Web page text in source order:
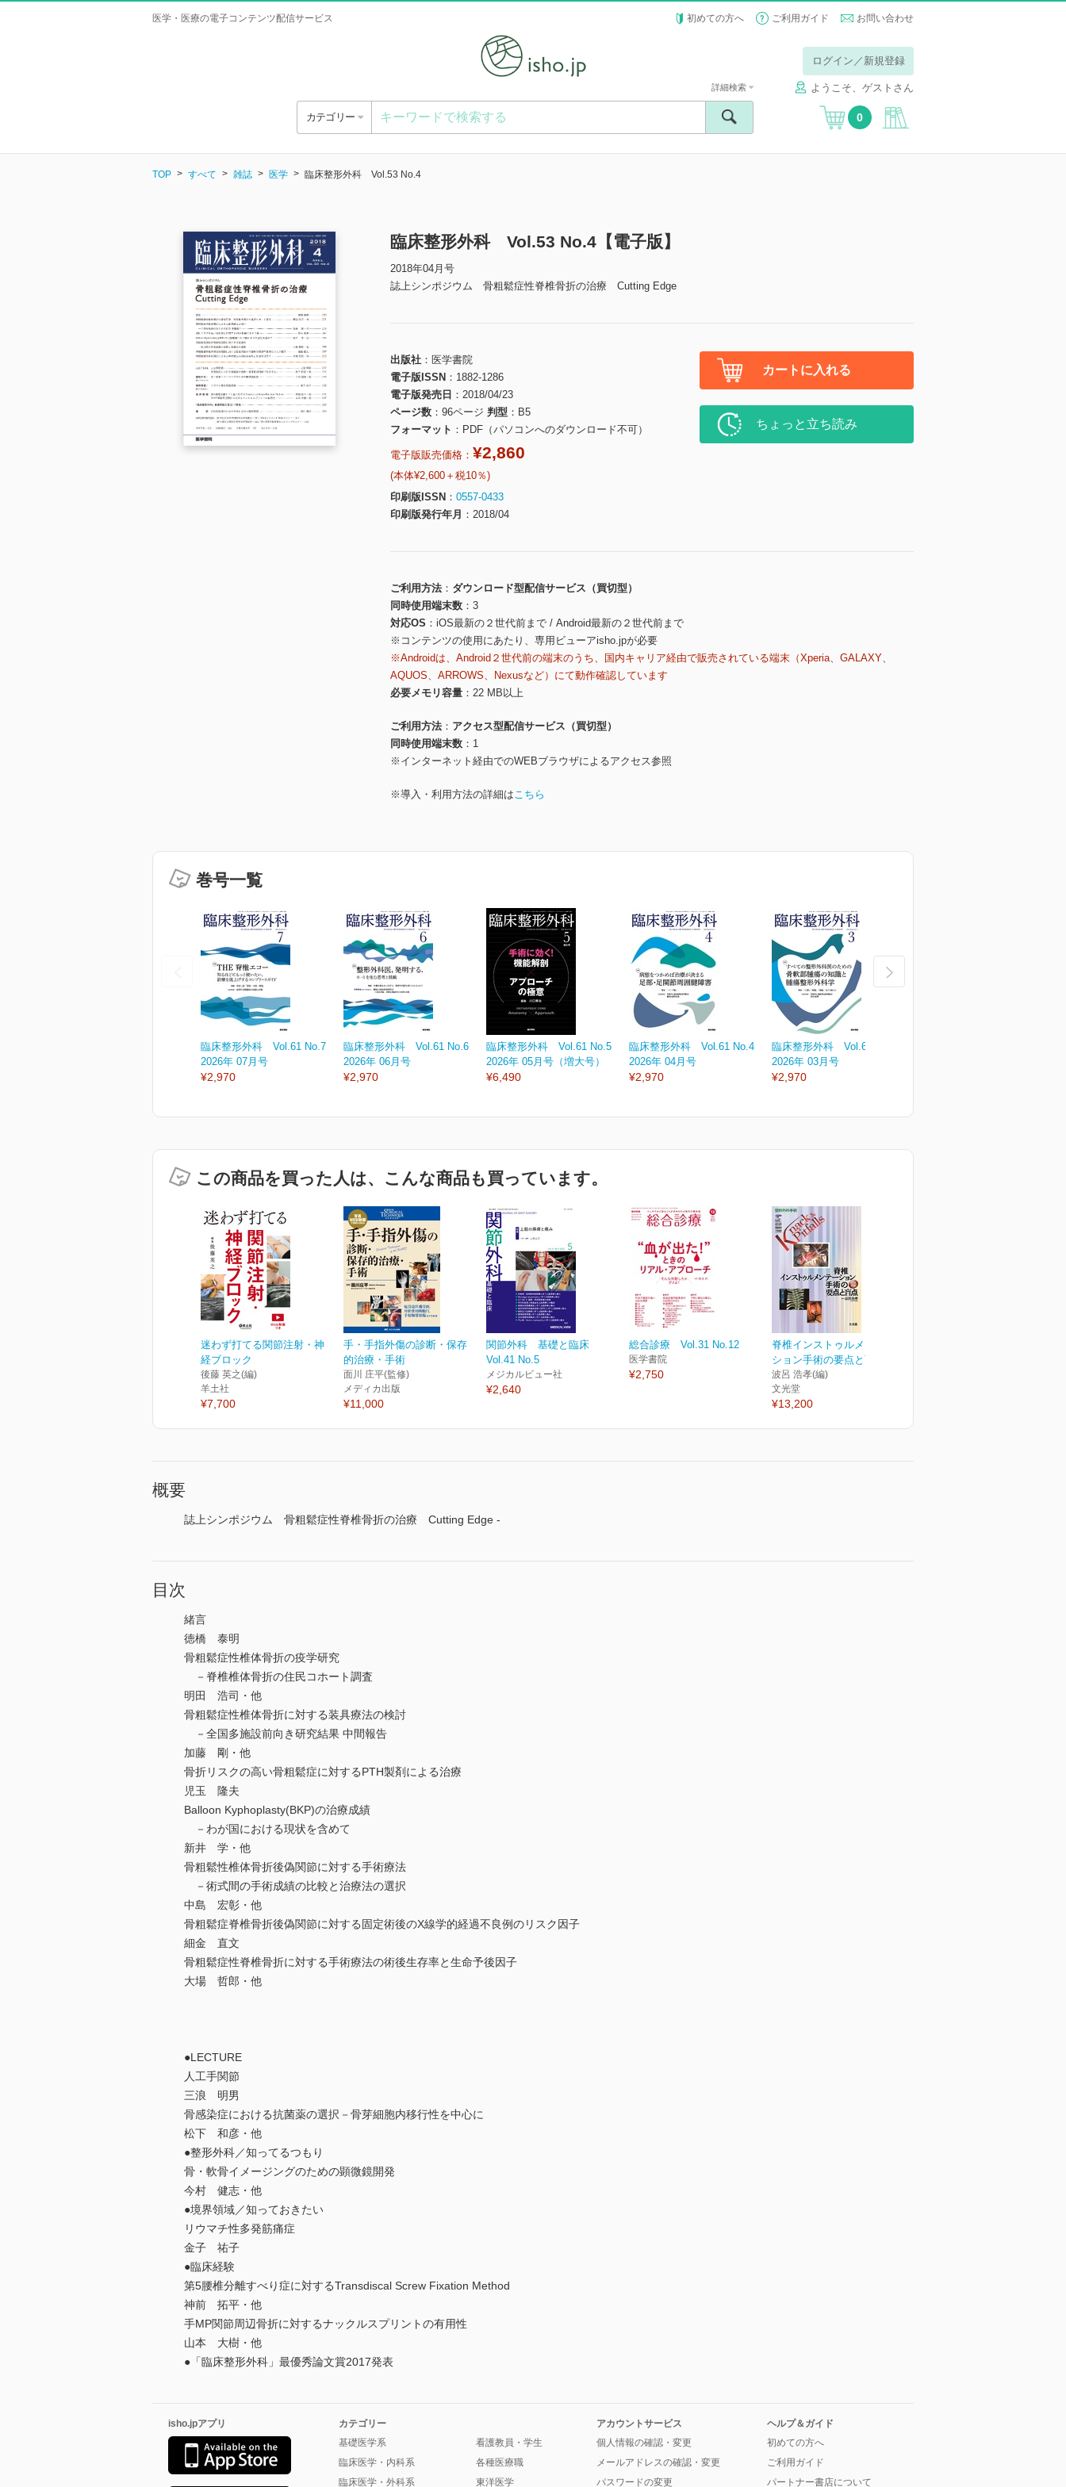
医学・医療の電子コンテンツ配信サービス 初めての方へ ご利用ガイド お問い合わせ
ログイン／新規登録
ようこそ、ゲストさん
カテゴリー
詳細検索
0
TOP すべて 雑誌 医学 臨床整形外科 Vol.53 No.4
臨床整形外科 Vol.53 No.4【電子版】
2018年04月号
誌上シンポジウム 骨粗鬆症性脊椎骨折の治療 Cutting Edge
出版社
医学書院
電子版ISSN
1882-1286
電子版発売日
2018/04/23
ページ数
96ページ 判型
B5
フォーマット
PDF（パソコンへのダウンロード不可）
電子版販売価格： ¥2,860
(本体¥2,600＋税10％)
印刷版ISSN
0557-0433
印刷版発行年月
2018/04
カートに入れる
ちょっと立ち読み
ご利用方法
ダウンロード型配信サービス（買切型）
同時使用端末数
3
対応OS
iOS最新の２世代前まで / Android最新の２世代前まで
※コンテンツの使用にあたり、専用ビューアisho.jpが必要
※Androidは、Android２世代前の端末のうち、国内キャリア経由で販売されている端末（Xperia、GALAXY、
AQUOS、ARROWS、Nexusなど）にて動作確認しています
必要メモリ容量
22 MB以上
ご利用方法
アクセス型配信サービス（買切型）
同時使用端末数
1
※インターネット経由でのWEBブラウザによるアクセス参照
※導入・利用方法の詳細はこちら
巻号一覧
臨床整形外科 Vol.61 No.7
2026年 07月号
¥2,970
臨床整形外科 Vol.61 No.6
2026年 06月号
¥2,970
臨床整形外科 Vol.61 No.5
2026年 05月号（増大号）
¥6,490
臨床整形外科 Vol.61 No.4
2026年 04月号
¥2,970
臨床整形外科 Vol.61 No.3
2026年 03月号
¥2,970
この商品を買った人は、こんな商品も買っています。
迷わず打てる関節注射・神
経ブロック
後藤 英之(編)
羊土社
¥7,700
手・手指外傷の診断・保存
的治療・手術
面川 庄平(監修)
メディカ出版
¥11,000
関節外科 基礎と臨床
Vol.41 No.5
メジカルビュー社
¥2,640
総合診療 Vol.31 No.12
医学書院
¥2,750
脊椎インストゥルメンテー
ション手術の要点と盲点
波呂 浩孝(編)
文光堂
¥13,200
概要
誌上シンポジウム 骨粗鬆症性脊椎骨折の治療 Cutting Edge -
目次
緒言
徳橋 泰明
骨粗鬆症性椎体骨折の疫学研究
－脊椎椎体骨折の住民コホート調査
明田 浩司・他
骨粗鬆症性椎体骨折に対する装具療法の検討
－全国多施設前向き研究結果 中間報告
加藤 剛・他
骨折リスクの高い骨粗鬆症に対するPTH製剤による治療
児玉 隆夫
Balloon Kyphoplasty(BKP)の治療成績
－わが国における現状を含めて
新井 学・他
骨粗鬆性椎体骨折後偽関節に対する手術療法
－術式間の手術成績の比較と治療法の選択
中島 宏彰・他
骨粗鬆症脊椎骨折後偽関節に対する固定術後のX線学的経過不良例のリスク因子
細金 直文
骨粗鬆症性脊椎骨折に対する手術療法の術後生存率と生命予後因子
大場 哲郎・他
●LECTURE
人工手関節
三浪 明男
骨感染症における抗菌薬の選択－骨芽細胞内移行性を中心に
松下 和彦・他
●整形外科／知ってるつもり
骨・軟骨イメージングのための顕微鏡開発
今村 健志・他
●境界領域／知っておきたい
リウマチ性多発筋痛症
金子 祐子
●臨床経験
第5腰椎分離すべり症に対するTransdiscal Screw Fixation Method
神前 拓平・他
手MP関節周辺骨折に対するナックルスプリントの有用性
山本 大樹・他
●「臨床整形外科」最優秀論文賞2017発表
isho.jpアプリ
カテゴリー
基礎医学系
臨床医学・内科系
臨床医学・外科系
看護教員・学生
各種医療職
東洋医学
アカウントサービス
個人情報の確認・変更
メールアドレスの確認・変更
パスワードの変更
ヘルプ＆ガイド
初めての方へ
ご利用ガイド
パートナー書店について